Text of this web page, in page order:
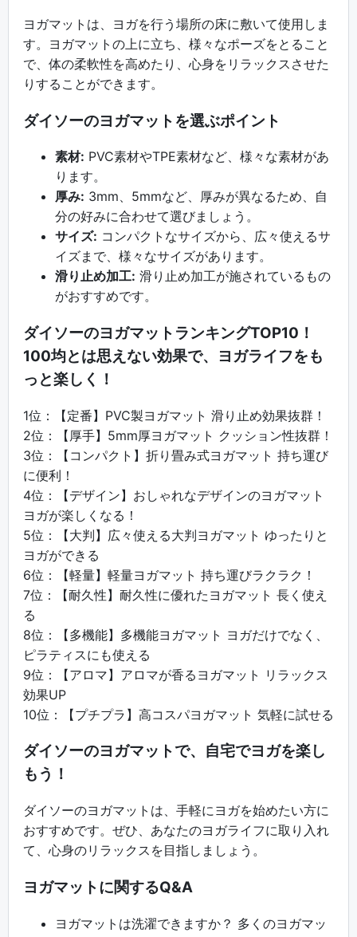
ヨガマットは、ヨガを行う場所の床に敷いて使用しま
す。ヨガマットの上に立ち、様々なポーズをとること
で、体の柔軟性を高めたり、心身をリラックスさせた
りすることができます。
ダイソーのヨガマットを選ぶポイント
素材: PVC素材やTPE素材など、様々な素材があ
ります。
厚み: 3mm、5mmなど、厚みが異なるため、自
分の好みに合わせて選びましょう。
サイズ: コンパクトなサイズから、広々使えるサ
イズまで、様々なサイズがあります。
滑り止め加工: 滑り止め加工が施されているもの
がおすすめです。
ダイソーのヨガマットランキングTOP10！
100均とは思えない効果で、ヨガライフをも
っと楽しく！
1位：【定番】PVC製ヨガマット 滑り止め効果抜群！
2位：【厚手】5mm厚ヨガマット クッション性抜群！
3位：【コンパクト】折り畳み式ヨガマット 持ち運び
に便利！
4位：【デザイン】おしゃれなデザインのヨガマット
ヨガが楽しくなる！
5位：【大判】広々使える大判ヨガマット ゆったりと
ヨガができる
6位：【軽量】軽量ヨガマット 持ち運びラクラク！
7位：【耐久性】耐久性に優れたヨガマット 長く使え
る
8位：【多機能】多機能ヨガマット ヨガだけでなく、
ピラティスにも使える
9位：【アロマ】アロマが香るヨガマット リラックス
効果UP
10位：【プチプラ】高コスパヨガマット 気軽に試せる
ダイソーのヨガマットで、自宅でヨガを楽し
もう！
ダイソーのヨガマットは、手軽にヨガを始めたい方に
おすすめです。ぜひ、あなたのヨガライフに取り入れ
て、心身のリラックスを目指しましょう。
ヨガマットに関するQ&A
ヨガマットは洗濯できますか？ 多くのヨガマッ